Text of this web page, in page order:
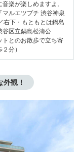
楽が楽しめますよ。
マルエツプチ 渋谷神泉
右下・もともとは鍋島
谷区立鍋島松濤公
トとのお散歩で立ち寄
分）
外観！